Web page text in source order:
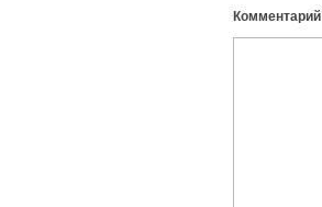
Комментарий